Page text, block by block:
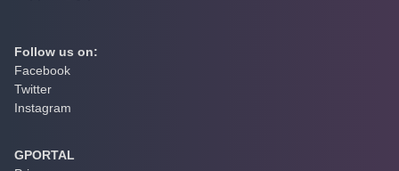
Follow us on:
Facebook
Twitter
Instagram
GPORTAL